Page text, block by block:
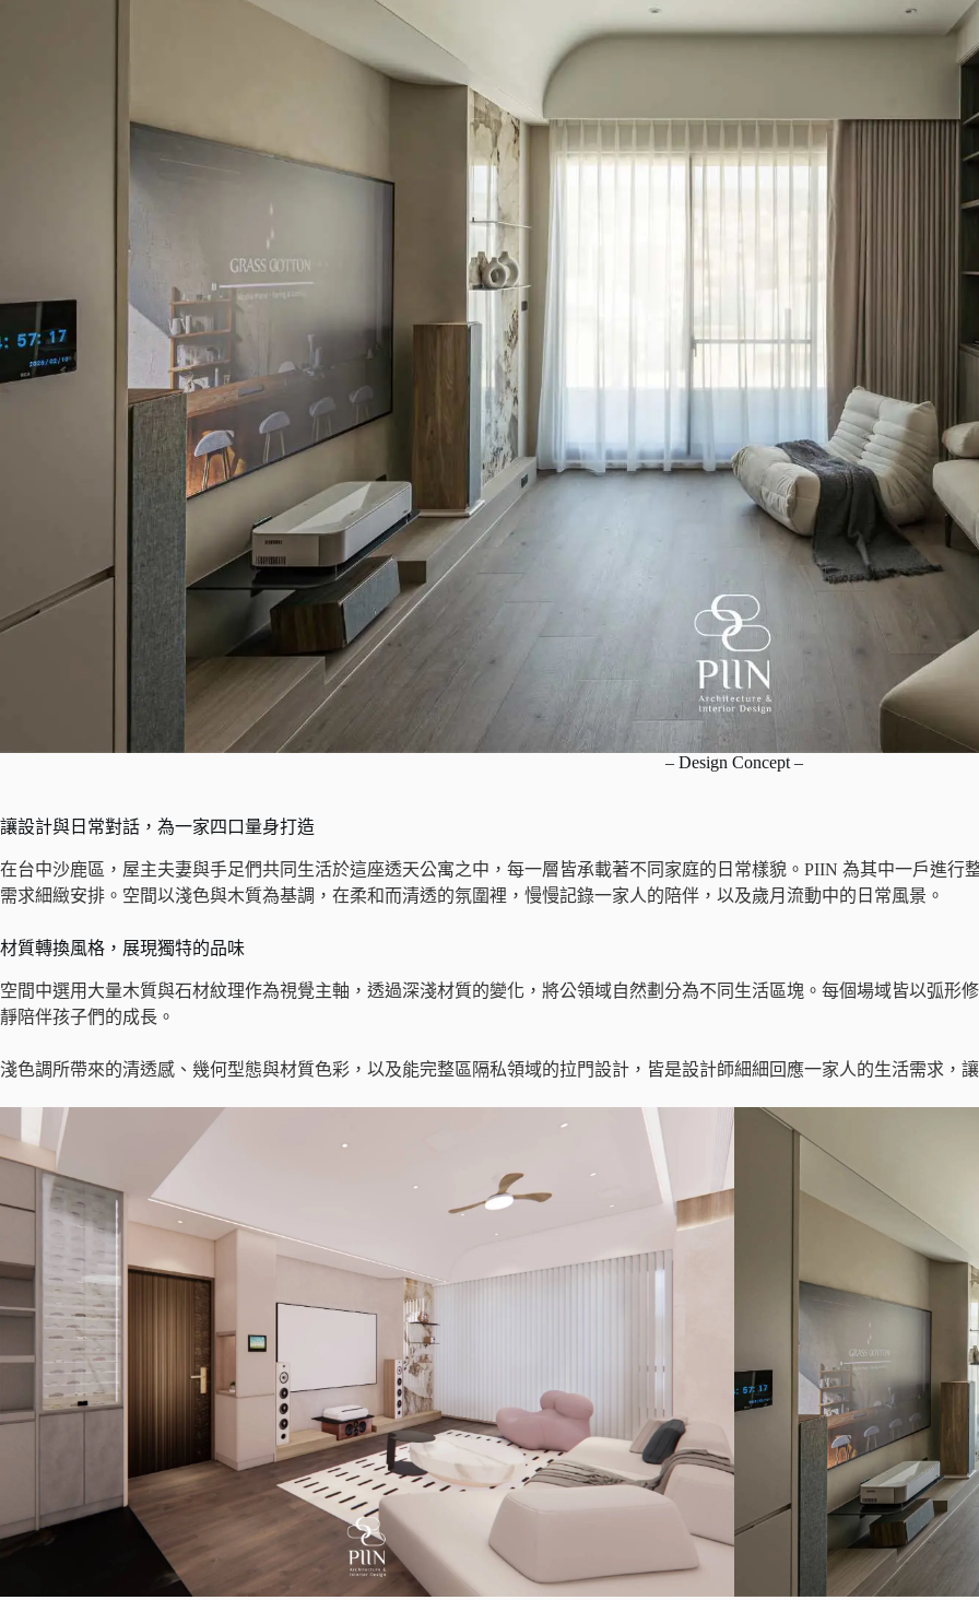
– Design Concept –
讓設計與日常對話，為一家四口量身打造
在台中沙鹿區，屋主夫妻與手足們共同生活於這座透天公寓之中，每一層皆承載著不同家庭的日常樣貌。PIIN 為其中一戶進
需求細緻安排。空間以淺色與木質為基調，在柔和而清透的氛圍裡，慢慢記錄一家人的陪伴，以及歲月流動中的日常風景。
材質轉換風格，展現獨特的品味
空間中選用大量木質與石材紋理作為視覺主軸，透過深淺材質的變化，將公領域自然劃分為不同生活區塊。每個場域皆以弧形
靜陪伴孩子們的成長。
淺色調所帶來的清透感、幾何型態與材質色彩，以及能完整區隔私領域的拉門設計，皆是設計師細細回應一家人的生活需求，